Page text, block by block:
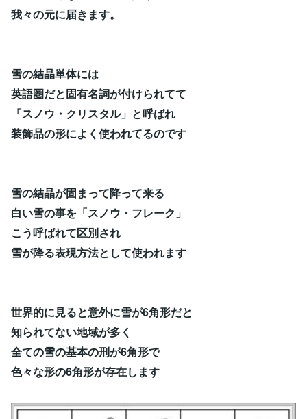
我々の元に届きます。
雪の結晶単体には
英語圏だと固有名詞が付けられてて
「スノウ・クリスタル」と呼ばれ
装飾品の形によく使われてるのです
雪の結晶が固まって降って来る
白い雪の事を「スノウ・フレーク」
こう呼ばれて区別され
雪が降る表現方法として使われます
世界的に見ると意外に雪が6角形だと
知られてない地域が多く
全ての雪の基本の刑が6角形で
色々な形の6角形が存在します